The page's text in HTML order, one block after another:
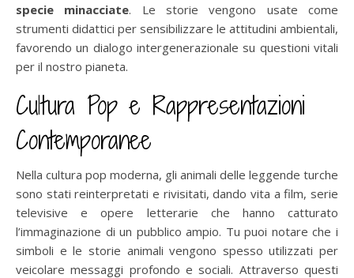
specie minacciate. Le storie vengono usate come
strumenti didattici per sensibilizzare le attitudini ambientali,
favorendo un dialogo intergenerazionale su questioni vitali
per il nostro pianeta.
Cultura Pop e Rappresentazioni
Contemporanee
Nella cultura pop moderna, gli animali delle leggende turche
sono stati reinterpretati e rivisitati, dando vita a film, serie
televisive e opere letterarie che hanno catturato
l’immaginazione di un pubblico ampio. Tu puoi notare che i
simboli e le storie animali vengono spesso utilizzati per
veicolare messaggi profondo e sociali. Attraverso questi